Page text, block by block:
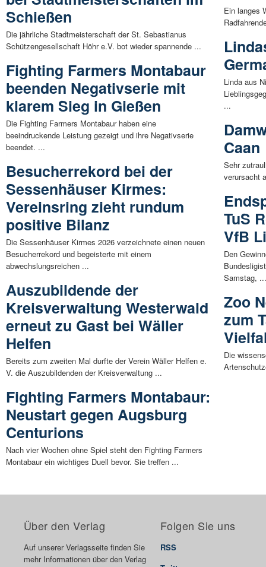
Schießen
Die jährliche Stadtmeisterschaft der St. Sebastianus
Schützengesellschaft Höhr e.V. bot wieder spannende ...
Fighting Farmers Montabaur
beenden Negativserie mit
klarem Sieg in Gießen
Die Fighting Farmers Montabaur haben eine
beeindruckende Leistung gezeigt und ihre Negativserie
beendet. ...
Besucherrekord bei der
Sessenhäuser Kirmes:
Vereinsring zieht rundum
positive Bilanz
Die Sessenhäuser Kirmes 2026 verzeichnete einen neuen
Besucherrekord und begeisterte mit einem
abwechslungsreichen ...
Auszubildende der
Kreisverwaltung Westerwald
erneut zu Gast bei Wäller
Helfen
Bereits zum zweiten Mal durfte der Verein Wäller Helfen e.
V. die Auszubildenden der Kreisverwaltung ...
Fighting Farmers Montabaur:
Neustart gegen Augsburg
Centurions
Nach vier Wochen ohne Spiel steht den Fighting Farmers
Montabaur ein wichtiges Duell bevor. Sie treffen ...
Ein langes
Linda aus
...
Caan
Sehr
verursacht
TuS
VfB
Den
Samstag,
Zoo
zum
Die
Über den Verlag
Auf unserer Verlagsseite finden Sie
mehr Informationen über den Verlag
Folgen Sie uns
RSS